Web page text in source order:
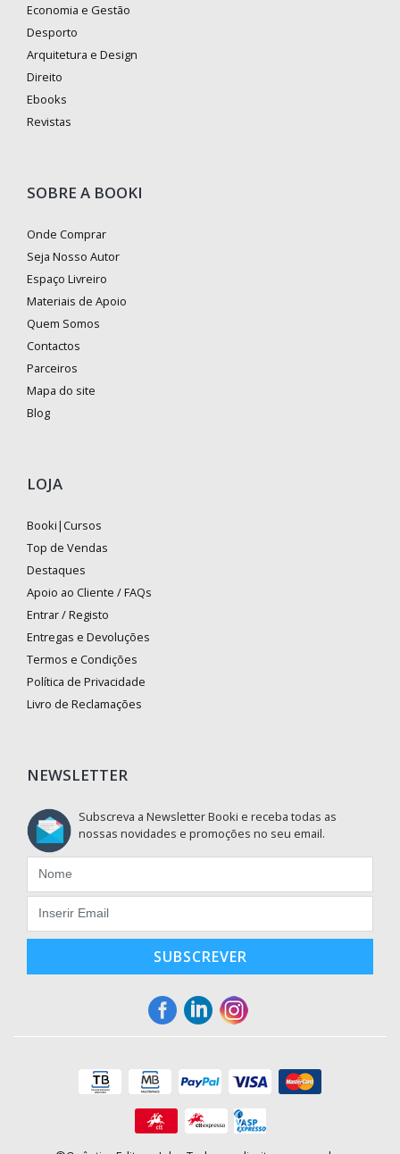
Economia e Gestão
Desporto
Arquitetura e Design
Direito
Ebooks
Revistas
SOBRE A BOOKI
Onde Comprar
Seja Nosso Autor
Espaço Livreiro
Materiais de Apoio
Quem Somos
Contactos
Parceiros
Mapa do site
Blog
LOJA
Booki|Cursos
Top de Vendas
Destaques
Apoio ao Cliente / FAQs
Entrar / Registo
Entregas e Devoluções
Termos e Condições
Política de Privacidade
Livro de Reclamações
NEWSLETTER
Subscreva a Newsletter Booki e receba todas as
nossas novidades e promoções no seu email.
SUBSCREVER